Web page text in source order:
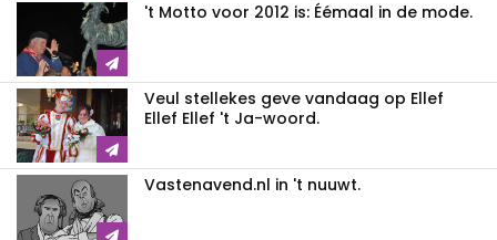
't Motto voor 2012 is: Éémaal in de mode.
Veul stellekes geve vandaag op Ellef
Ellef Ellef 't Ja-woord.
Vastenavend.nl in 't nuuwt.